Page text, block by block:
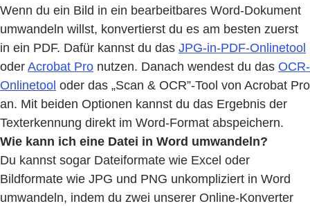
Wenn du ein Bild in ein bearbeitbares Word-Dokument
umwandeln willst, konvertierst du es am besten zuerst
in ein PDF. Dafür kannst du das JPG-in-PDF-Onlinetool
oder Acrobat Pro nutzen. Danach wendest du das OCR-
Onlinetool oder das „Scan & OCR”-Tool von Acrobat Pro
an. Mit beiden Optionen kannst du das Ergebnis der
Texterkennung direkt im Word-Format abspeichern.
Wie kann ich eine Datei in Word umwandeln?
Du kannst sogar Dateiformate wie Excel oder
Bildformate wie JPG und PNG unkompliziert in Word
umwandeln, indem du zwei unserer Online-Konverter